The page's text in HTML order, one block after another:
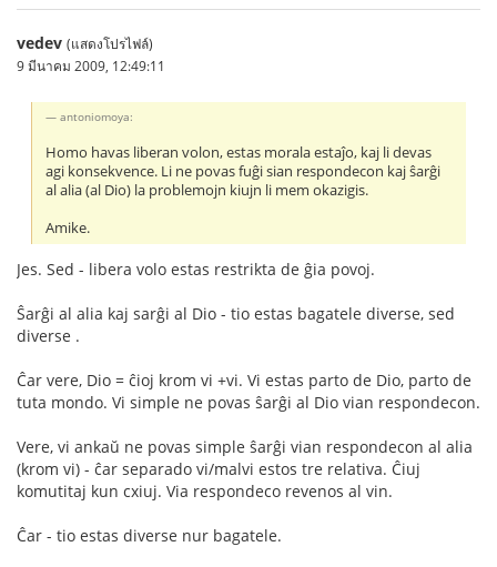
vedev (แสดงโปรไฟล์)
9 มีนาคม 2009, 12:49:11
antoniomoya:
Homo havas liberan volon, estas morala estaĵo, kaj li devas
agi konsekvence. Li ne povas fuĝi sian respondecon kaj ŝarĝi
al alia (al Dio) la problemojn kiujn li mem okazigis.
Amike.
Jes. Sed - libera volo estas restrikta de ĝia povoj.
Ŝarĝi al alia kaj sarĝi al Dio - tio estas bagatele diverse, sed
diverse .
Ĉar vere, Dio = ĉioj krom vi +vi. Vi estas parto de Dio, parto de
tuta mondo. Vi simple ne povas ŝarĝi al Dio vian respondecon.
Vere, vi ankaŭ ne povas simple ŝarĝi vian respondecon al alia
(krom vi) - ĉar separado vi/malvi estos tre relativa. Ĉiuj
komutitaj kun сxiuj. Via respondeco revenos al vin.
Ĉar - tio estas diverse nur bagatele.